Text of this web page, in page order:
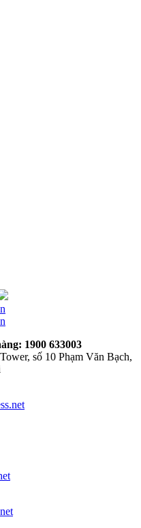
1900 633003
số 10 Phạm Văn Bạch,